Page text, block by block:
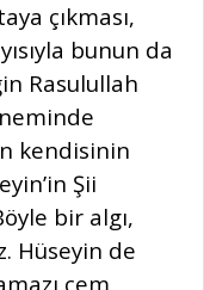
çıkması,
bunun da
Rasulullah
kendisinin
Şii
bir algı,
Hüseyin de
cem